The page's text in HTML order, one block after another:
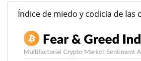
Índice de miedo y codicia de las